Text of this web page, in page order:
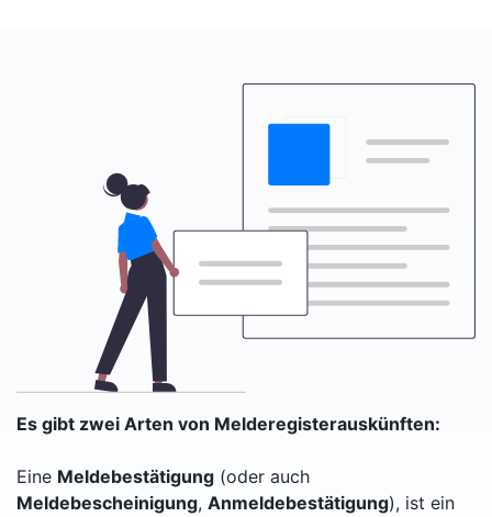
Es gibt zwei Arten von Melderegisterauskünften:
Eine Meldebestätigung (oder auch
Meldebescheinigung, Anmeldebestätigung), ist ein